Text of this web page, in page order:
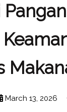
March 13, 2026